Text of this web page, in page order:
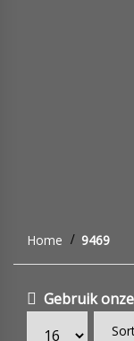
Home 9469
Gebruik